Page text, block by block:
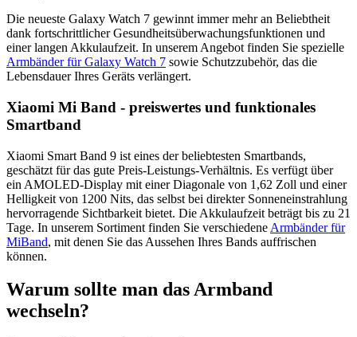
Die neueste Galaxy Watch 7 gewinnt immer mehr an Beliebtheit
dank fortschrittlicher Gesundheitsüberwachungsfunktionen und
einer langen Akkulaufzeit. In unserem Angebot finden Sie spezielle
Armbänder für Galaxy Watch 7 sowie Schutzzubehör, das die
Lebensdauer Ihres Geräts verlängert.
Xiaomi Mi Band - preiswertes und funktionales
Smartband
Xiaomi Smart Band 9 ist eines der beliebtesten Smartbands,
geschätzt für das gute Preis-Leistungs-Verhältnis. Es verfügt über
ein AMOLED-Display mit einer Diagonale von 1,62 Zoll und einer
Helligkeit von 1200 Nits, das selbst bei direkter Sonneneinstrahlung
hervorragende Sichtbarkeit bietet. Die Akkulaufzeit beträgt bis zu 21
Tage. In unserem Sortiment finden Sie verschiedene Armbänder für
MiBand, mit denen Sie das Aussehen Ihres Bands auffrischen
können.
Warum sollte man das Armband
wechseln?